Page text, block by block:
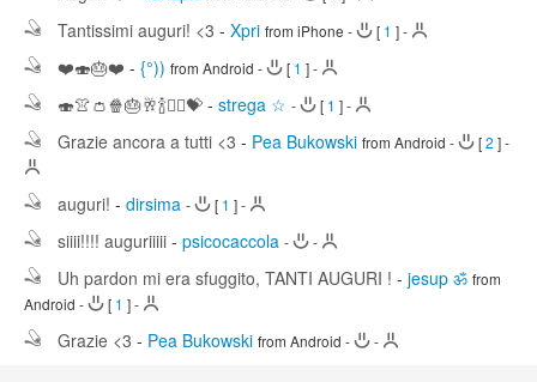
Tantissimi auguri! <3 - Xpri from iPhone - [ 1 ]-
❤️🍣🎂❤️ - {°)) from Android - [ 1 ]-
🍣👚👛🍿🎂🥂🍾🤸‍♀💝 - strega ☆ - [ 1 ]-
Grazie ancora a tutti <3 - Pea Bukowski from Android - [2 ]-
auguri! - dirsima - [ 1 ]-
siiii!!!! auguriiiii - psicocaccola - -
Uh pardon mi era sfuggito, TANTI AUGURI ! - jesup ॐ from
Android - [ 1 ]-
Grazie <3 - Pea Bukowski from Android - -